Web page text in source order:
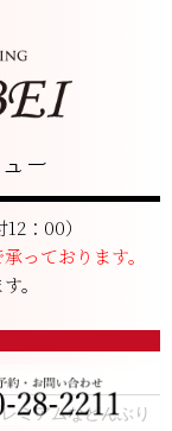
ー
：00）
っております。
。
ミアムなどんぶり